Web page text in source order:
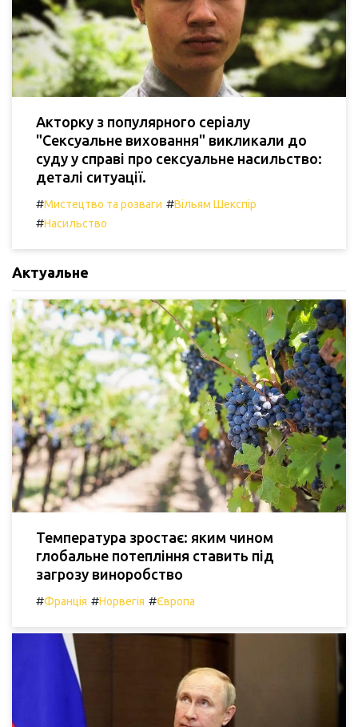
Акторку з популярного серіалу
"Сексуальне виховання" викликали до
суду у справі про сексуальне насильство:
деталі ситуації.
#Мистецтво та розваги #Вільям Шекспір
#Насильство
Актуальне
Температура зростає: яким чином
глобальне потепління ставить під
загрозу виноробство
#Франція #Норвегія #Європа